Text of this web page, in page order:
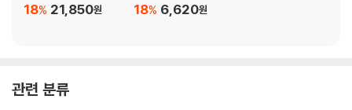
21,850원
18% 6,620원
18%
관련 분류